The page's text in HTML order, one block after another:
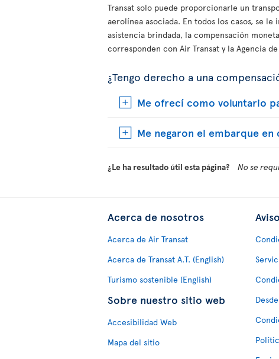
Transat solo puede proporcionarle un
aerolínea asociada. En todos los casos, se
asistencia brindada, la compensación
corresponden con Air Transat y la Agencia
¿Tengo derecho a una
Me ofrecí como voluntario
Me negaron el embarque
¿Le ha resultado útil esta página? No se
Acerca de nosotros
Acerca de Air Transat
Acerca de Transat A.T. (English)
Turismo sostenible (English)
Sobre nuestro sitio web
Accesibilidad Web
Mapa del sitio